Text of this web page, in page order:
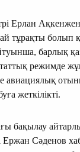
Ерлан
тұрақты болып
барлық
режимде
авиациялық
жеткілікті.
бақылау
Ержан Сәденов